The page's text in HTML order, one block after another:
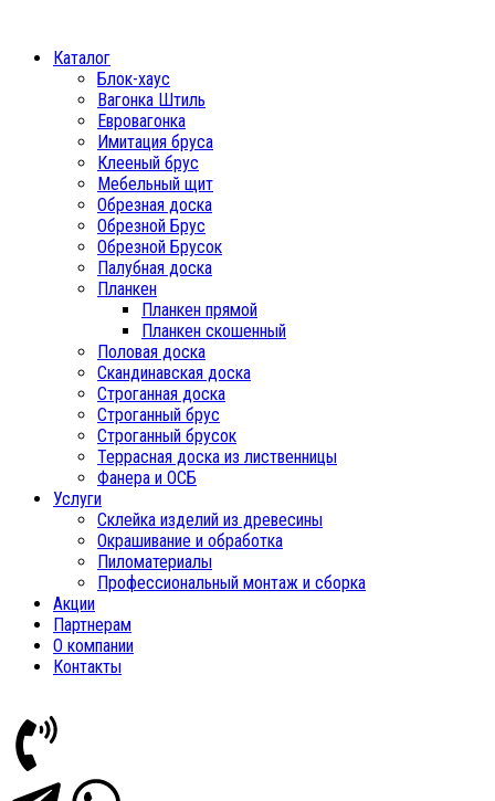
Каталог
Блок-хаус
Вагонка Штиль
Евровагонка
Имитация бруса
Клееный брус
Мебельный щит
Обрезная доска
Обрезной Брус
Обрезной Брусок
Палубная доска
Планкен
Планкен прямой
Планкен скошенный
Половая доска
Скандинавская доска
Строганная доска
Строганный брус
Строганный брусок
Террасная доска из лиственницы
Фанера и ОСБ
Услуги
Склейка изделий из древесины
Окрашивание и обработка
Пиломатериалы
Профессиональный монтаж и сборка
Акции
Партнерам
О компании
Контакты